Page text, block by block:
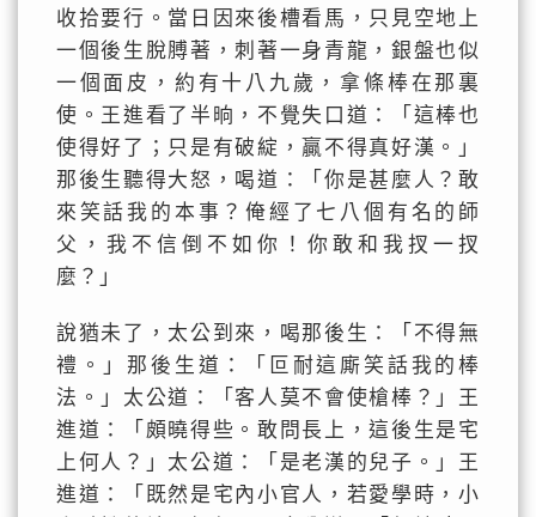
收拾要行。當日因來後槽看馬，只見空地上
一個後生脫膊著，刺著一身青龍，銀盤也似
一個面皮，約有十八九歲，拿條棒在那裏
使。王進看了半晌，不覺失口道：「這棒也
使得好了；只是有破綻，贏不得真好漢。」
那後生聽得大怒，喝道：「你是甚麼人？敢
來笑話我的本事？俺經了七八個有名的師
父，我不信倒不如你！你敢和我扠一扠
麼？」
說猶未了，太公到來，喝那後生：「不得無
禮。」那後生道：「叵耐這廝笑話我的棒
法。」太公道：「客人莫不會使槍棒？」王
進道：「頗曉得些。敢問長上，這後生是宅
上何人？」太公道：「是老漢的兒子。」王
進道：「既然是宅內小官人，若愛學時，小